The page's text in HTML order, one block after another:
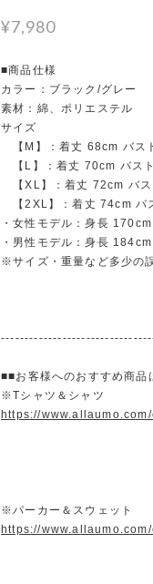
¥7,980
■商品仕様
カラー：ブラック/グレー
素材：綿、ポリエステル
サイズ
【M】：着丈 68cm バス
【L】：着丈 70cm バス
【XL】：着丈 72cm バ
【2XL】：着丈 74cm バ
・女性モデル：身長
・男性モデル：身長
※サイズ・重量など多少の
■■お客様へのおすすめ商品
※Tシャツ＆シャツ
https://
※パーカー＆スウェット
https://